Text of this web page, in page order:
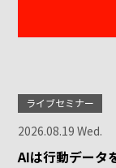
ライブセミナー
2026.08.19 Wed.
AIは行動デー